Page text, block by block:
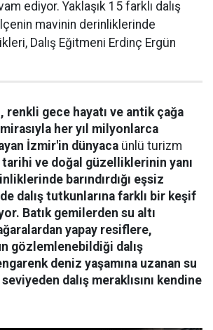
ediyor. Yaklaşık 15 farklı dalış
mavinin derinliklerinde
Dalış Eğitmeni Erdinç Ergün
renkli gece hayatı ve antik çağa
her yıl milyonlarca
İzmir'in dünyaca ünlü turizm
tarihi ve doğal güzelliklerinin yanı
barındırdığı eşsiz
dalış tutkunlarına farklı bir keşif
Batık gemilerden su altı
yapay resiflere,
gözlemlenebildiği dalış
deniz yaşamına uzanan su
dalış meraklısını kendine